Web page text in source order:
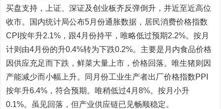
买盘支持，上证、深证及创业板齐反弹倒升，并近至近高位
收市。国内统计局公布5月份通胀数据，居民消费价格指数
CPI按年升2.1%，跟4月份持平，唯略低过预期2.2%。按月
计则由4月份的升0.4%转为下跌0.2%。主要是月内食品价格
因供应充足而下跌，鲜菜大量上市，价格回落。唯生猪则因
产能减少而小幅上升。同月份工业生产者出厂价格指数PPI
按年升6.4%，符合预期。唯稍低过4月8%。按月小升
0.1%。虽见回落，但产业供应链已见畅顺稳定。